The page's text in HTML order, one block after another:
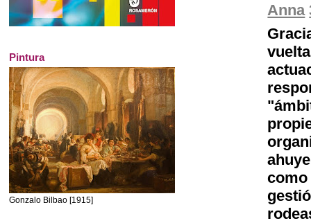
Anna
Pintura
Gonzalo Bilbao [1915]